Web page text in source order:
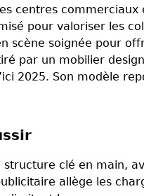
centres
pour valoriser les
scène soignée pour
par un mobilier
2025. Son modèle
clé en main,
allège les